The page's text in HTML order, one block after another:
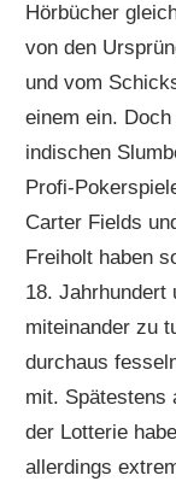
Hörbücher
von den
und vom
einem ein.
indischen
Profi-
Carter Fields
Freiholt haben
18. Jahrhundert
miteinander zu
durchaus
mit. Spätestens
der Lotterie
allerdings